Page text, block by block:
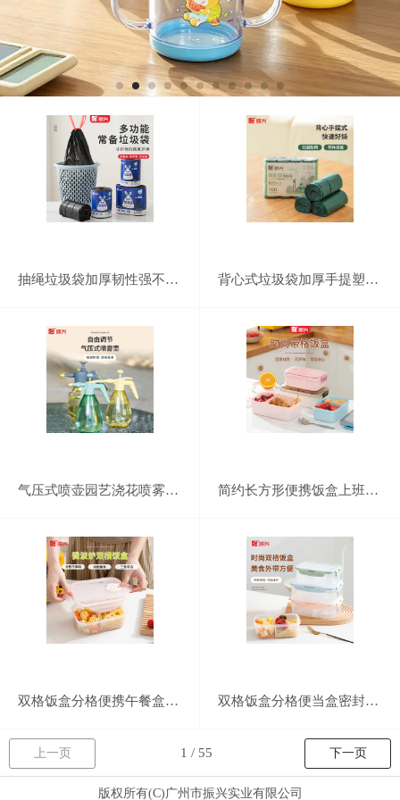
抽绳垃圾袋加厚韧性强不易破厨房湿垃圾自动收口手提式垃圾收纳袋 背心式垃圾袋加厚手提塑料袋家用厨房大号垃圾收纳袋一次性手提垃圾袋
气压式喷壶园艺浇花喷雾器家用消毒清洁加压喷水壶大容量洒水喷壶 简约长方形便携饭盒上班族健身减脂分格饭盒密封防漏冷藏保鲜便当盒
双格饭盒分格便携午餐盒学生上班族密封分隔便当盒 双格饭盒分格便当盒密封防漏可微波炉加热学生上班族便携午餐盒
上一页 下一页
版权所有(C)广州市振兴实业有限公司